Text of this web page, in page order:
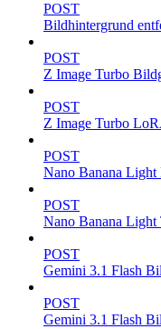
POST
Bildhintergrund
POST
Z Image Turbo
POST
Z Image Turbo
POST
Nano Banana
POST
Nano Banana
POST
Gemini 3.1 Flash
POST
Gemini 3.1 Flash